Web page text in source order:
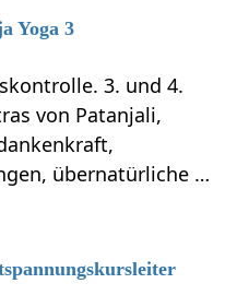
Yoga 3
3. und 4.
von Patanjali,
übernatürliche …